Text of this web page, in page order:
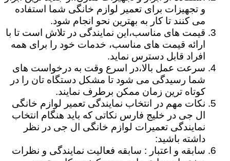
و تجهیزات برای تعمیر لوازم خانگی شما استفاده
می کنند تا کار به بهترین نحو انجام شود.
قیمت های مناسب،این نمایندگی در تلاش است تا با
ارائه قیمت های مناسب، خدمات خود را برای همه
افراد قابل دسترس نماید.
سرعت عمل بالا،در اسرع وقت به درخواست های
شما رسیدگی می شود تا مشکل دستگاه تان را در
کوتاه ترین زمان ممکن برطرف نمایند.
نکات مهم در انتخاب نمایندگی تعمیر لوازم خانگی
ال جی در خلیج فارس نکاتی که باید هنگام انتخاب
نمایندگی تعمیرات لوازم خانگی ال جی در نظر
داشته باشید:
سابقه و اعتبار : سابقه فعالیت نمایندگی و نظرات